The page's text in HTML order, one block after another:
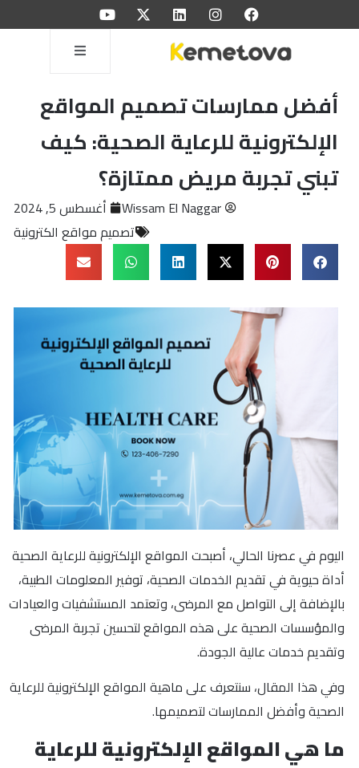
أفضل ممارسات تصميم المواقع
الإلكترونية للرعاية الصحية: كيف
تبني تجربة مريض ممتازة؟
Wissam El Naggar
أغسطس 5, 2024
تصميم مواقع الكترونية
اليوم في عصرنا الحالي، أصبحت المواقع الإلكترونية للرعاية الصحية
أداة حيوية في تقديم الخدمات الصحية، توفير المعلومات الطبية،
بالإضافة إلى التواصل مع المرضى، وتعتمد المستشفيات والعيادات
والمؤسسات الصحية على هذه المواقع لتحسين تجربة المرضى
وتقديم خدمات عالية الجودة.
وفي هذا المقال، سنتعرف على ماهية المواقع الإلكترونية للرعاية
الصحية وأفضل الممارسات لتصميمها.
ما هي المواقع الإلكترونية للرعاية